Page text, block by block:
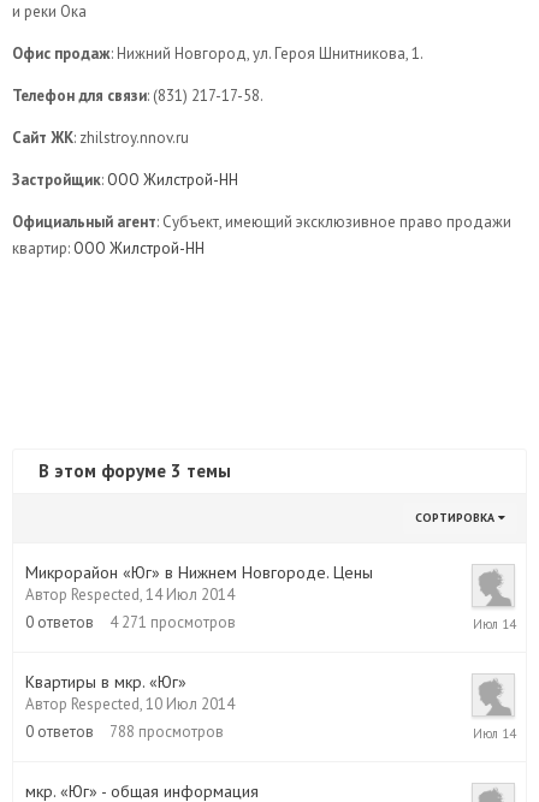
и реки Ока
Офис продаж: Нижний Новгород, ул. Героя Шнитникова, 1.
Телефон для связи: (831) 217-17-58.
Сайт ЖК: zhilstroy.nnov.ru
Застройщик: ООО Жилстрой-НН
Официальный агент: Субъект, имеющий эксклюзивное право продажи
квартир: ООО Жилстрой-НН
В этом форуме 3 темы
СОРТИРОВКА
Микрорайон «Юг» в Нижнем Новгороде. Цены
Автор Respected,14 Июл 2014
0 ответов 4 271 просмотров
14
Квартиры в мкр. «Юг»
Автор Respected,10 Июл 2014
0 ответов 788 просмотров
10
мкр. «Юг» - общая информация